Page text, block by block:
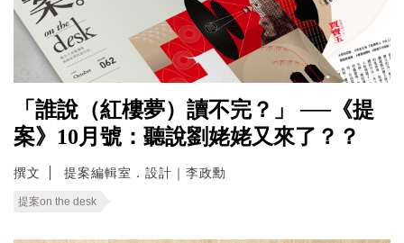
「誰說（紅樓夢）讀不完？」 ──《提
案》10月號：聽說劉姥姥又來了？？
撰文 提案編輯室．設計｜李政勳
提案on the desk